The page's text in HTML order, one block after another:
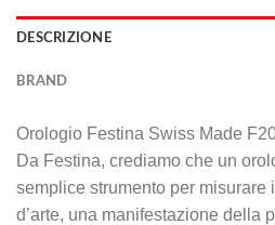
DESCRIZIONE
BRAND
Orologio Festina Swiss Made
Da Festina, crediamo che un
semplice strumento per misurare
d’arte, una manifestazione della